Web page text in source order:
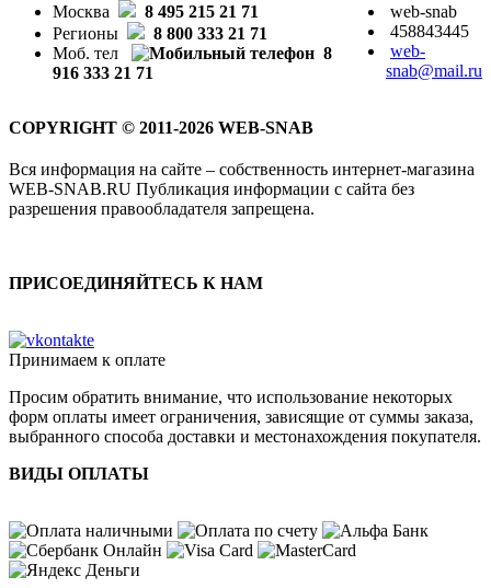
Москва
8 495 215 21 71
Регионы
8 800 333 21 71
Моб. тел
8
916 333 21 71
web-snab
458843445
web-
snab@mail.ru
COPYRIGHT © 2011-2026 WEB-SNAB
Вся информация на сайте – собственность интернет-магазина
WEB-SNAB.RU Публикация информации с сайта без
разрешения правообладателя запрещена.
ПРИСОЕДИНЯЙТЕСЬ К НАМ
Принимаем к оплате
Просим обратить внимание, что использование некоторых
форм оплаты имеет ограничения, зависящие от суммы заказа,
выбранного способа доставки и местонахождения покупателя.
ВИДЫ ОПЛАТЫ